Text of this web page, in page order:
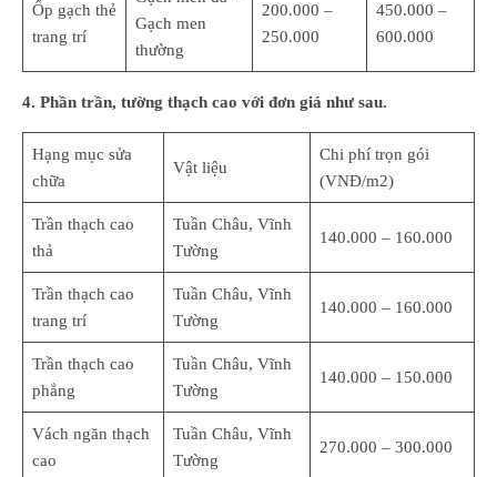
Ốp gạch thẻ
trang trí
Gạch men
thường
200.000 –
250.000
450.000 –
600.000
4. Phần trần, tường thạch cao với đơn giá như sau.
Hạng mục sửa
chữa
Vật liệu
Chi phí trọn gói
(VNĐ/m2)
Trần thạch cao
thả
Tuần Châu, Vĩnh
Tường
140.000 – 160.000
Trần thạch cao
trang trí
Tuần Châu, Vĩnh
Tường
140.000 – 160.000
Trần thạch cao
phẳng
Tuần Châu, Vĩnh
Tường
140.000 – 150.000
Vách ngăn thạch
cao
Tuần Châu, Vĩnh
Tường
270.000 – 300.000